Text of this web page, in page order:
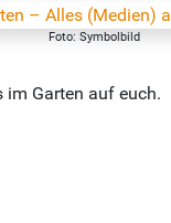
Foto: Symbolbild
im Garten auf euch.